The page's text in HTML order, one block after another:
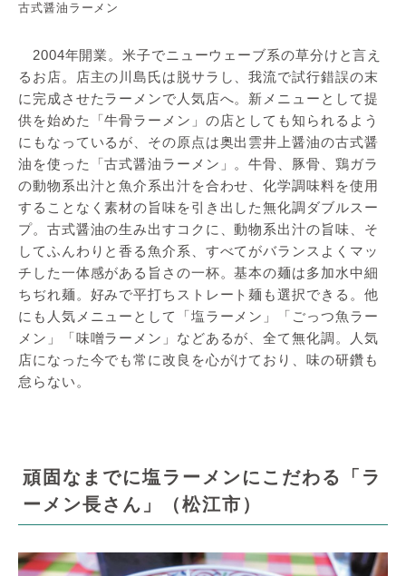
古式醤油ラーメン
2004年開業。米子でニューウェーブ系の草分けと言え
るお店。店主の川島氏は脱サラし、我流で試行錯誤の末
に完成させたラーメンで人気店へ。新メニューとして提
供を始めた「牛骨ラーメン」の店としても知られるよう
にもなっているが、その原点は奥出雲井上醤油の古式醤
油を使った「古式醤油ラーメン」。牛骨、豚骨、鶏ガラ
の動物系出汁と魚介系出汁を合わせ、化学調味料を使用
することなく素材の旨味を引き出した無化調ダブルスー
プ。古式醤油の生み出すコクに、動物系出汁の旨味、そ
してふんわりと香る魚介系、すべてがバランスよくマッ
チした一体感がある旨さの一杯。基本の麺は多加水中細
ちぢれ麺。好みで平打ちストレート麺も選択できる。他
にも人気メニューとして「塩ラーメン」「ごっつ魚ラー
メン」「味噌ラーメン」などあるが、全て無化調。人気
店になった今でも常に改良を心がけており、味の研鑽も
怠らない。
頑固なまでに塩ラーメンにこだわる「ラ
ーメン長さん」（松江市）